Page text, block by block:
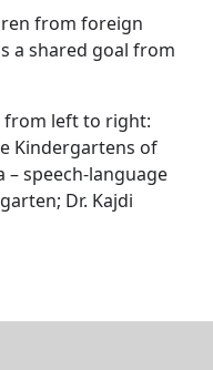
from foreign
a shared goal from
from left to right:
Kindergartens of
– speech-language
Dr. Kajdi